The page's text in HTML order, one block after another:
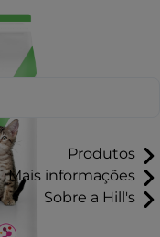
Produtos
Mais informações
Sobre a Hill's